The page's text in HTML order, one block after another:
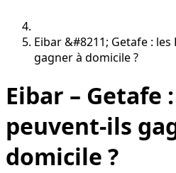
Eibar &#8211; Getafe :
gagner à domicile ?
Eibar – Getafe
peuvent-ils
domicile ?